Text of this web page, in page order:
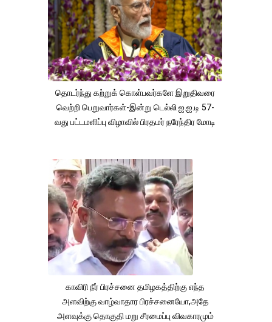
தொடர்ந்து கற்றுக் கொள்பவர்களே இறுதிவரை
வெற்றி பெறுவார்கள்-இன்று டெல்லி ஐ.ஐ.டி 57-
வது பட்டமளிப்பு விழாவில் பிரதமர் நரேந்திர மோடி
காவிரி நீர் பிரச்சனை தமிழகத்திற்கு எந்த
அளவிற்கு வாழ்வாதார பிரச்சனையோ,அதே
அளவுக்கு தொகுதி மறு சீரமைப்பு விவகாரமும்